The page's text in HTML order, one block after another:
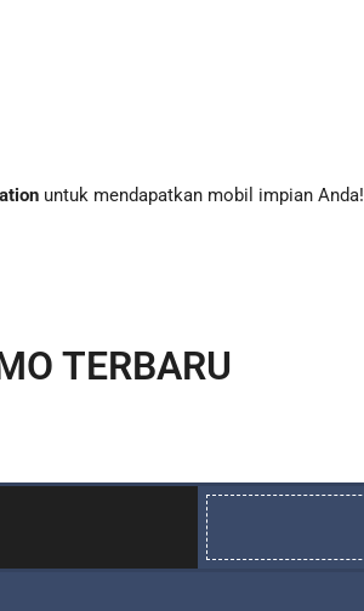
untuk mendapatkan mobil impian Anda!
TERBARU